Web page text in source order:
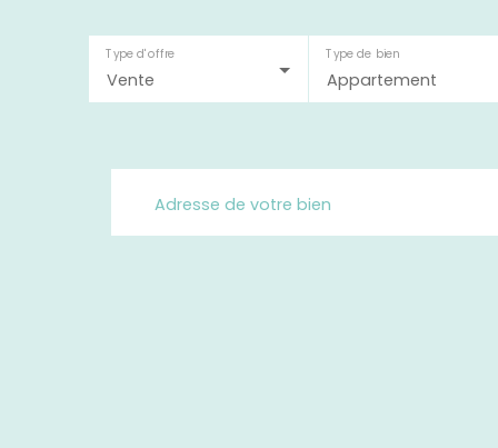
Vente
Type d'offre
Appartement
Type de bien
Adresse de votre bien